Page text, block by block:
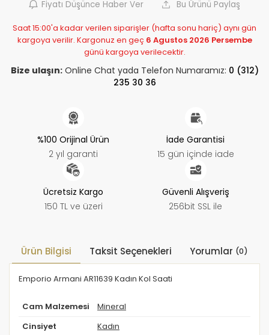
Fiyatı Düşünce Haber Ver Bu Ürünü Paylaş
Saat 15:00'a kadar verilen siparişler (hafta sonu hariç) aynı gün
kargoya verilir. Kargonuz en geç 6 Agustos 2026 Persembe
günü kargoya verilecektir.
Bize ulaşın:Online Chat yada Telefon Numaramız: 0 (312)
235 30 36
%100 Orijinal Ürün
2 yıl garanti
İade Garantisi
15 gün içinde iade
Ücretsiz Kargo
150 TL ve üzeri
Güvenli Alışveriş
256bit SSL ile
Ürün Bilgisi Taksit Seçenekleri Yorumlar (0)
Emporio Armani AR11639 Kadın Kol Saati
Cam Malzemesi Mineral
Cinsiyet Kadın